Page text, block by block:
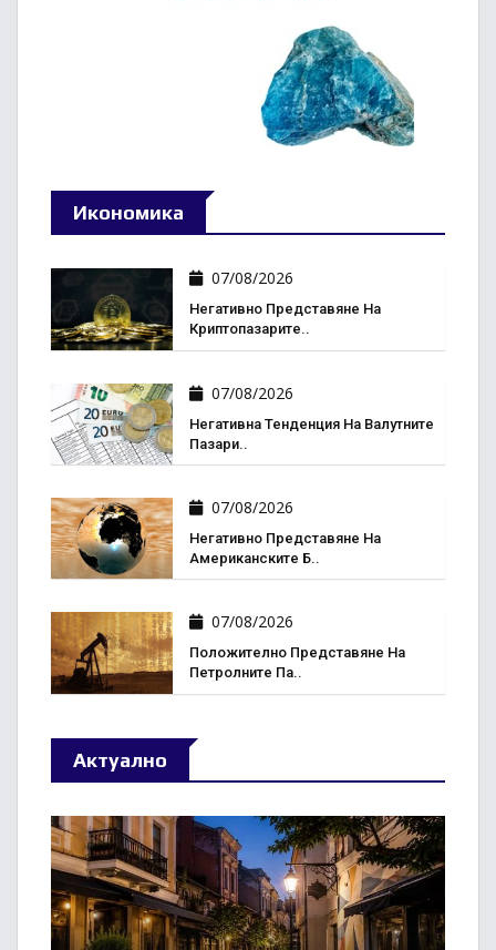
Икономика
07/08/2026
Негативно Представяне На
Криптопазарите..
07/08/2026
Негативна Тенденция На Валутните
Пазари..
07/08/2026
Негативно Представяне На
Американските Б..
07/08/2026
Положително Представяне На
Петролните Па..
Актуално